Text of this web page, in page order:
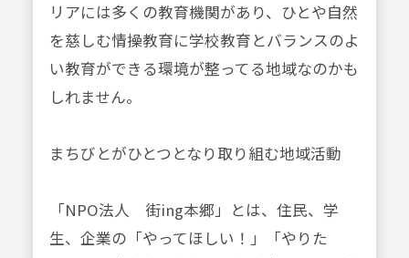
リアには多くの教育機関があり、ひとや自然
を慈しむ情操教育に学校教育とバランスのよ
い教育ができる環境が整ってる地域なのかも
しれません。
まちびとがひとつとなり取り組む地域活動
「NPO法人 街ing本郷」とは、住民、学
生、企業の「やってほしい！」「やりた